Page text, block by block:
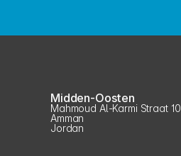
Midden-Oosten
Mahmoud Al-Karmi Straat 10
Amman
Jordan